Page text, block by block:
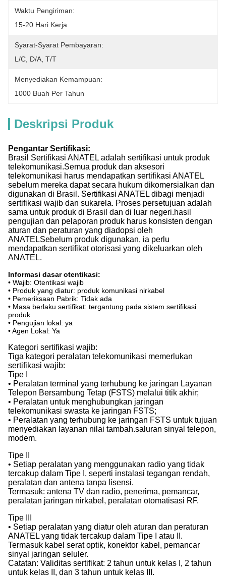
Waktu Pengiriman:
15-20 Hari Kerja
Syarat-Syarat Pembayaran:
L/C, D/A, T/T
Menyediakan Kemampuan:
1000 Buah Per Tahun
Deskripsi Produk
Pengantar Sertifikasi:
Brasil Sertifikasi ANATEL adalah sertifikasi untuk produk
telekomunikasi.Semua produk dan aksesori
telekomunikasi harus mendapatkan sertifikasi ANATEL
sebelum mereka dapat secara hukum dikomersialkan dan
digunakan di Brasil. Sertifikasi ANATEL dibagi menjadi
sertifikasi wajib dan sukarela. Proses persetujuan adalah
sama untuk produk di Brasil dan di luar negeri.hasil
pengujian dan pelaporan produk harus konsisten dengan
aturan dan peraturan yang diadopsi oleh
ANATELSebelum produk digunakan, ia perlu
mendapatkan sertifikat otorisasi yang dikeluarkan oleh
ANATEL.
Informasi dasar otentikasi:
• Wajib: Otentikasi wajib
• Produk yang diatur: produk komunikasi nirkabel
• Pemeriksaan Pabrik: Tidak ada
• Masa berlaku sertifikat: tergantung pada sistem sertifikasi
produk
• Pengujian lokal: ya
• Agen Lokal: Ya
Kategori sertifikasi wajib:
Tiga kategori peralatan telekomunikasi memerlukan
sertifikasi wajib:
Tipe I
• Peralatan terminal yang terhubung ke jaringan Layanan
Telepon Bersambung Tetap (FSTS) melalui titik akhir;
• Peralatan untuk menghubungkan jaringan
telekomunikasi swasta ke jaringan FSTS;
• Peralatan yang terhubung ke jaringan FSTS untuk tujuan
menyediakan layanan nilai tambah.saluran sinyal telepon,
modem.
Tipe II
• Setiap peralatan yang menggunakan radio yang tidak
tercakup dalam Tipe I, seperti instalasi tegangan rendah,
peralatan dan antena tanpa lisensi.
Termasuk: antena TV dan radio, penerima, pemancar,
peralatan jaringan nirkabel, peralatan otomatisasi RF.
Tipe III
• Setiap peralatan yang diatur oleh aturan dan peraturan
ANATEL yang tidak tercakup dalam Tipe I atau II.
Termasuk kabel serat optik, konektor kabel, pemancar
sinyal jaringan seluler.
Catatan: Validitas sertifikat: 2 tahun untuk kelas I, 2 tahun
untuk kelas II, dan 3 tahun untuk kelas III.